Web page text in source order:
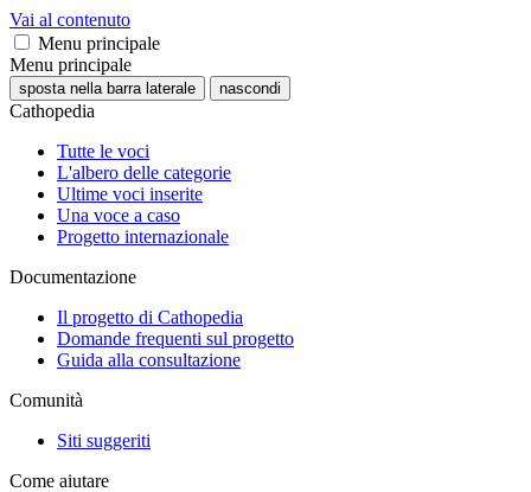
Vai al contenuto
Menu principale
Menu principale
sposta nella barra laterale nascondi
Cathopedia
Tutte le voci
L'albero delle categorie
Ultime voci inserite
Una voce a caso
Progetto internazionale
Documentazione
Il progetto di Cathopedia
Domande frequenti sul progetto
Guida alla consultazione
Comunità
Siti suggeriti
Come aiutare